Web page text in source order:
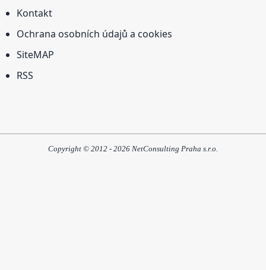
Kontakt
Ochrana osobních údajů a cookies
SiteMAP
RSS
Copyright © 2012 - 2026 NetConsulting Praha s.r.o.